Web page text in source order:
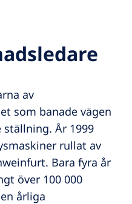
av
som banade vägen
År 1999
rullat av
Bara fyra år
över 100 000
årliga